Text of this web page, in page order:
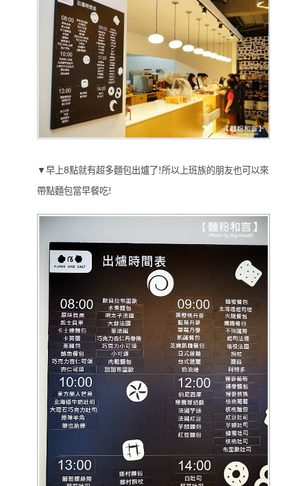
▼早上8點就有超多麵包出爐了!所以上班族的朋友也可以來
帶點麵包當早餐吃!